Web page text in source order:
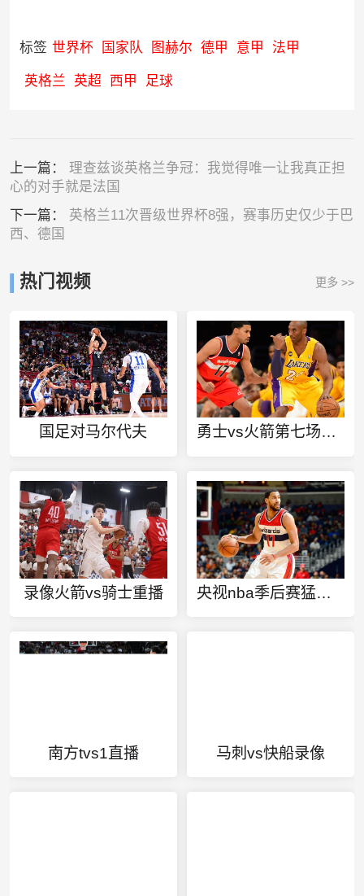
标签 世界杯 国家队 图赫尔 德甲 意甲 法甲
英格兰 英超 西甲 足球
上一篇： 理查兹谈英格兰争冠：我觉得唯一让我真正担
心的对手就是法国
下一篇： 英格兰11次晋级世界杯8强，赛事历史仅少于巴
西、德国
热门视频 更多 >>
国足对马尔代夫 勇士vs火箭第七场录像回放
录像火箭vs骑士重播 央视nba季后赛猛龙vs76人
南方tvs1直播 马刺vs快船录像